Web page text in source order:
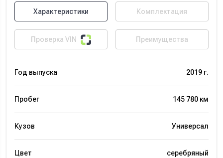
Характеристики Комплектация
Проверка VIN Преимущества
Год выпуска 2019 г.
Пробег 145 780 км
Кузов Универсал
Цвет серебряный